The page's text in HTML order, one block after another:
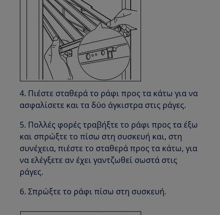
4. Πιέστε σταθερά το ράφι προς τα κάτω για να
ασφαλίσετε και τα δύο άγκιστρα στις ράγες.
5. Πολλές φορές τραβήξτε το ράφι προς τα έξω
και σπρώξτε το πίσω στη συσκευή και, στη
συνέχεια, πιέστε το σταθερά προς τα κάτω, για
να ελέγξετε αν έχει γαντζωθεί σωστά στις
ράγες.
6. Σπρώξτε το ράφι πίσω στη συσκευή.